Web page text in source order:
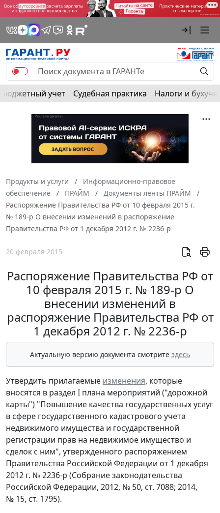
Бюджетный учет Судебная практика Налоги и
Продукты и услуги
Информационно-правовое
обеспечение
ПРАЙМ
Документы ленты ПРАЙМ
Распоряжение Правительства РФ от 10 февраля 2015 г.
№ 189-р О внесении изменений в распоряжение
Правительства РФ от 1 декабря 2012 г. № 2236-р
20 февраля 2015
Распоряжение Правительства РФ от
10 февраля 2015 г. № 189-р О
внесении изменений в
распоряжение Правительства РФ от
1 декабря 2012 г. № 2236-р
Актуальную версию документа смотрите здесь
Утвердить прилагаемые изменения, которые
вносятся в раздел I плана мероприятий ("дорожной
карты") "Повышение качества государственных услуг
в сфере государственного кадастрового учета
недвижимого имущества и государственной
регистрации прав на недвижимое имущество и
сделок с ним", утвержденного распоряжением
Правительства Российской Федерации от 1 декабря
2012 г. № 2236-р (Собрание законодательства
Российской Федерации, 2012, № 50, ст. 7088; 2014,
№ 15, ст. 1795).